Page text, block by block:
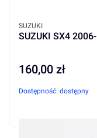
SUZUKI SX4
PRODUCENT
SUZUKI
Cena
160,00 zł
Dostępność: dostępny